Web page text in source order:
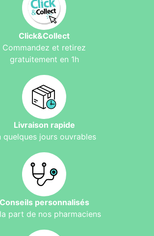
Click&Collect
Commandez et retirez
gratuitement en 1h
Livraison rapide
quelques jours ouvrables
Conseils personnalisés
part de nos pharmaciens